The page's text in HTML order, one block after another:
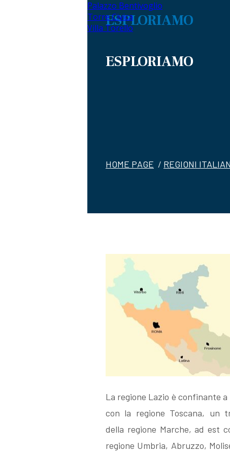
Palazzo Bentivoglio
Torre Civica
Villa Torello
ESPLORIAMO
ESPLORIAMO
HOME PAGE / REGIONI
La regione Lazio è confinante a
con la regione Toscana, un
della regione Marche, ad est
regione Umbria, Abruzzo,